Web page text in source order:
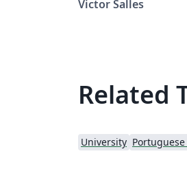
Victor Salles
Related
University